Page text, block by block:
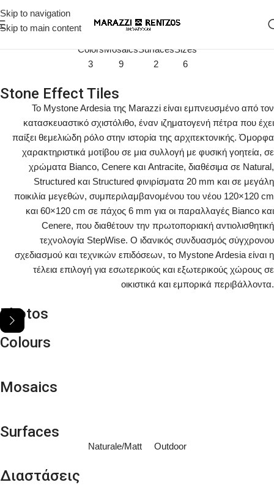
Skip to navigation
Skip to main content
Stone Look
Colors
3
Mosaics
9
Surfaces
2
Sizes
6
Stone Effect Tiles
Το Mystone Ardesia της Marazzi είναι εμπνευσμένο από τον
κατασκευαστικό σχιστόλιθο, έναν ιζηματογενή πέτρα που έχει
παίξει θεμελιώδη ρόλο στην ιστορία της αρχιτεκτονικής. Όμορφα
χαρακτηριστικά μοτίβου σε μια συλλογή με φυσική γοητεία, σε
χρώματα Bianco, Cenere και Antracite, διαθέσιμα σε Natural,
Structured και Structured φινιρίσματα 20 mm και σε μεγάλη
ποικιλία μεγεθών, συμπεριλαμβανομένου του νέου 120×120 cm
και 60×120 cm σε πάχος 6 mm για οι παραλλαγές Bianco και
Cenere, που διαθέτουν την πρωτοποριακή αντιολισθητική
τεχνολογία StepWise. Ο ιδανικός συνδυασμός σύγχρονου
σχεδιασμού και τεχνικών επιδόσεων, το Mystone Ardesia είναι η
τέλεια επιλογή για εσωτερικούς και εξωτερικούς χώρους σε
οικιστικά και εμπορικά περιβάλλοντα.
Photos
Colours
Mosaics
Surfaces
Naturale/Matt Outdoor
Διαστάσεις